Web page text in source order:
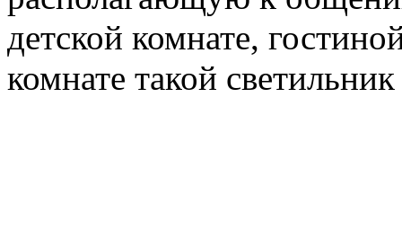
детской комнате,
комнате такой